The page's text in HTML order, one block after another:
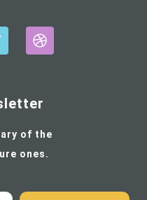
of the
ones.